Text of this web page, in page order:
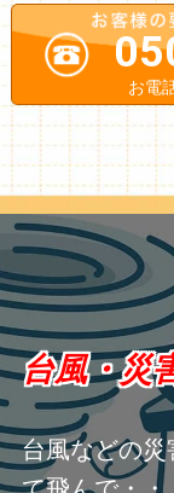
お電
台風・災
台風などの